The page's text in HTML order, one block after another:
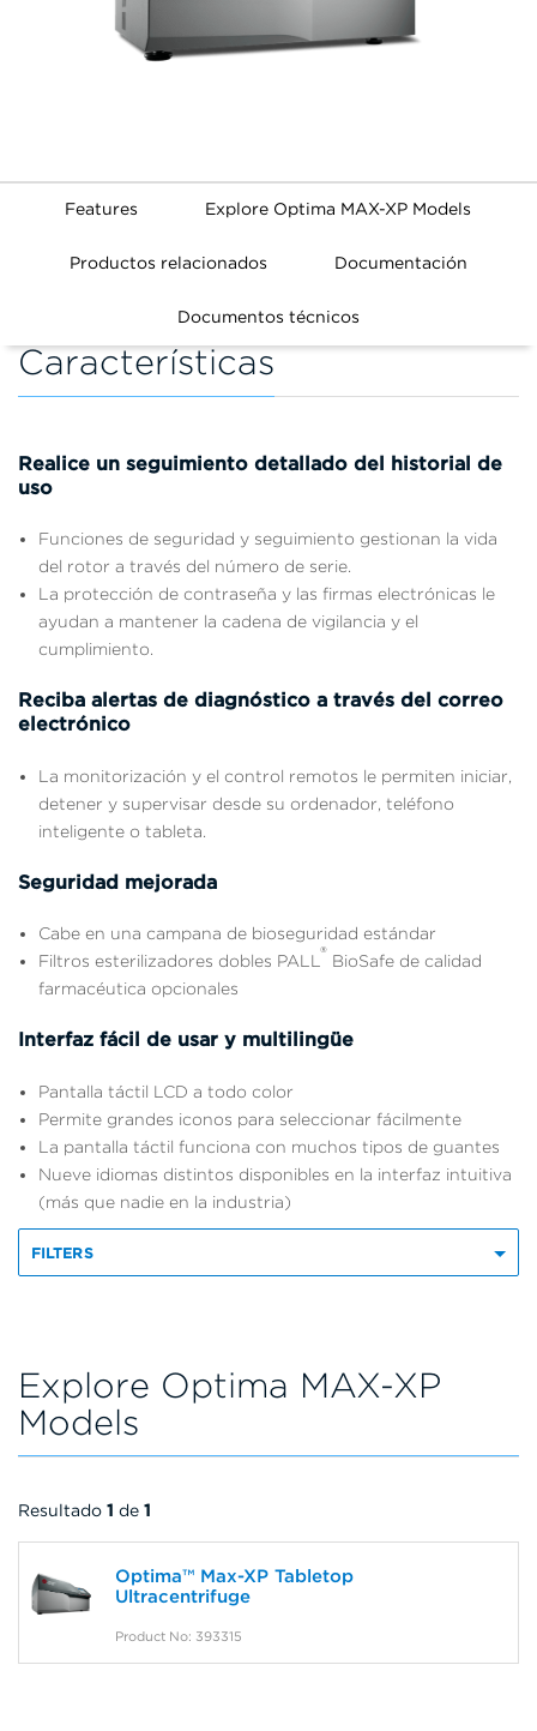
Features Explore Optima MAX-XP Models
Productos relacionados Documentación
Documentos técnicos
Características
Realice un seguimiento detallado del historial de
uso
Funciones de seguridad y seguimiento gestionan la vida
del rotor a través del número de serie.
La protección de contraseña y las firmas electrónicas le
ayudan a mantener la cadena de vigilancia y el
cumplimiento.
Reciba alertas de diagnóstico a través del correo
electrónico
La monitorización y el control remotos le permiten iniciar,
detener y supervisar desde su ordenador, teléfono
inteligente o tableta.
Seguridad mejorada
Cabe en una campana de bioseguridad estándar
Filtros esterilizadores dobles PALL® BioSafe de calidad
farmacéutica opcionales
Interfaz fácil de usar y multilingüe
Pantalla táctil LCD a todo color
Permite grandes iconos para seleccionar fácilmente
La pantalla táctil funciona con muchos tipos de guantes
Nueve idiomas distintos disponibles en la interfaz intuitiva
(más que nadie en la industria)
FILTERS
Explore Optima MAX-XP
Models
Resultado 1 de 1
Optima™ Max-XP Tabletop
Ultracentrifuge
Product No: 393315